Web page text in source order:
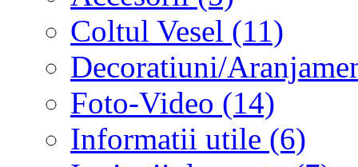
Coltul Vesel (11)
Decoratiuni/
Foto-Video (14)
Informatii utile (6)